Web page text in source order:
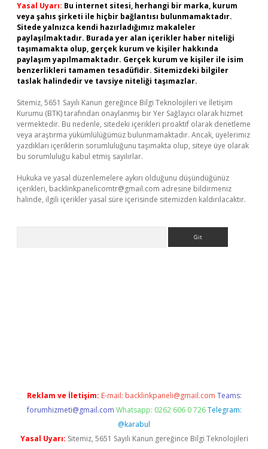
Yasal Uyarı: Bu internet sitesi, herhangi bir marka, kurum
veya şahıs şirketi ile hiçbir bağlantısı bulunmamaktadır.
Sitede yalnızca kendi hazırladığımız makaleler
paylaşılmaktadır. Burada yer alan içerikler haber niteliği
taşımamakta olup, gerçek kurum ve kişiler hakkında
paylaşım yapılmamaktadır. Gerçek kurum ve kişiler ile isim
benzerlikleri tamamen tesadüfidir. Sitemizdeki bilgiler
taslak halindedir ve tavsiye niteliği taşımazlar.
Sitemiz, 5651 Sayılı Kanun gereğince Bilgi Teknolojileri ve İletişim
Kurumu (BTK) tarafından onaylanmış bir Yer Sağlayıcı olarak hizmet
vermektedir. Bu nedenle, sitedeki içerikleri proaktif olarak denetleme
veya araştırma yükümlülüğümüz bulunmamaktadır. Ancak, üyelerimiz
yazdıkları içeriklerin sorumluluğunu taşımakta olup, siteye üye olarak
bu sorumluluğu kabul etmiş sayılırlar.
Hukuka ve yasal düzenlemelere aykırı olduğunu düşündüğünüz
içerikleri, backlinkpanelicomtr@gmail.com adresine bildirmeniz
halinde, ilgili içerikler yasal süre içerisinde sitemizden kaldırılacaktır.
Reklam ve İletişim: E-mail: backlinkpaneli@gmail.com Teams:
forumhizmeti@gmail.com Whatsapp: 0262 606 0 726 Telegram:
@karabul
Yasal Uyarı: Sitemiz, 5651 Sayılı Kanun gereğince Bilgi Teknolojileri